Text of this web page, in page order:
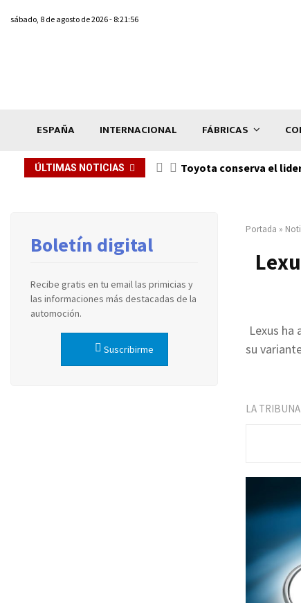
sábado, 8 de agosto de 2026 - 8:21:56
ESPAÑA INTERNACIONAL FÁBRICAS
ÚLTIMAS NOTICIAS Toyota conserva el
Portada »
Lexus ha
su
LA
Boletín digital
Recibe gratis en tu email las primicias y
las informaciones más destacadas de la
automoción.
Suscribirme